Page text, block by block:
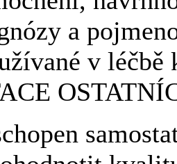
a
v léčbě